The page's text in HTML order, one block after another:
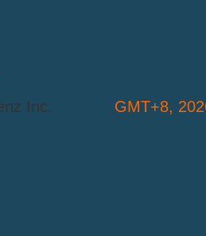
GMT+8,
Inc.